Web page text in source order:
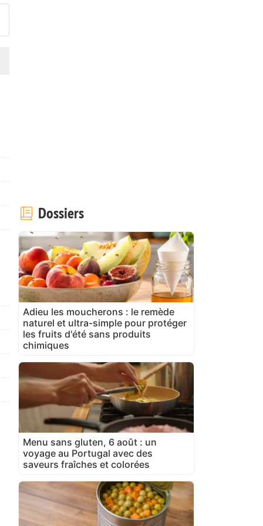
Dossiers
Adieu les moucherons : le remède
naturel et ultra-simple pour protéger
les fruits d'été sans produits
chimiques
Menu sans gluten, 6 août : un
voyage au Portugal avec des
saveurs fraîches et colorées